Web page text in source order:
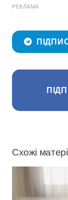
РЕКЛАМА
Схожі